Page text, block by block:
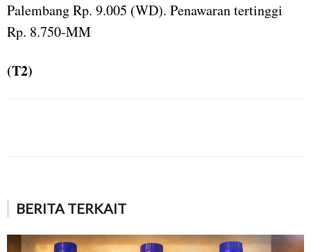
Palembang Rp. 9.005 (WD). Penawaran tertinggi
Rp. 8.750-MM
(T2)
BERITA TERKAIT